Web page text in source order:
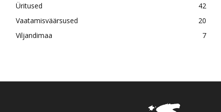
Üritused
42
Vaatamisväärsused
20
Viljandimaa
7